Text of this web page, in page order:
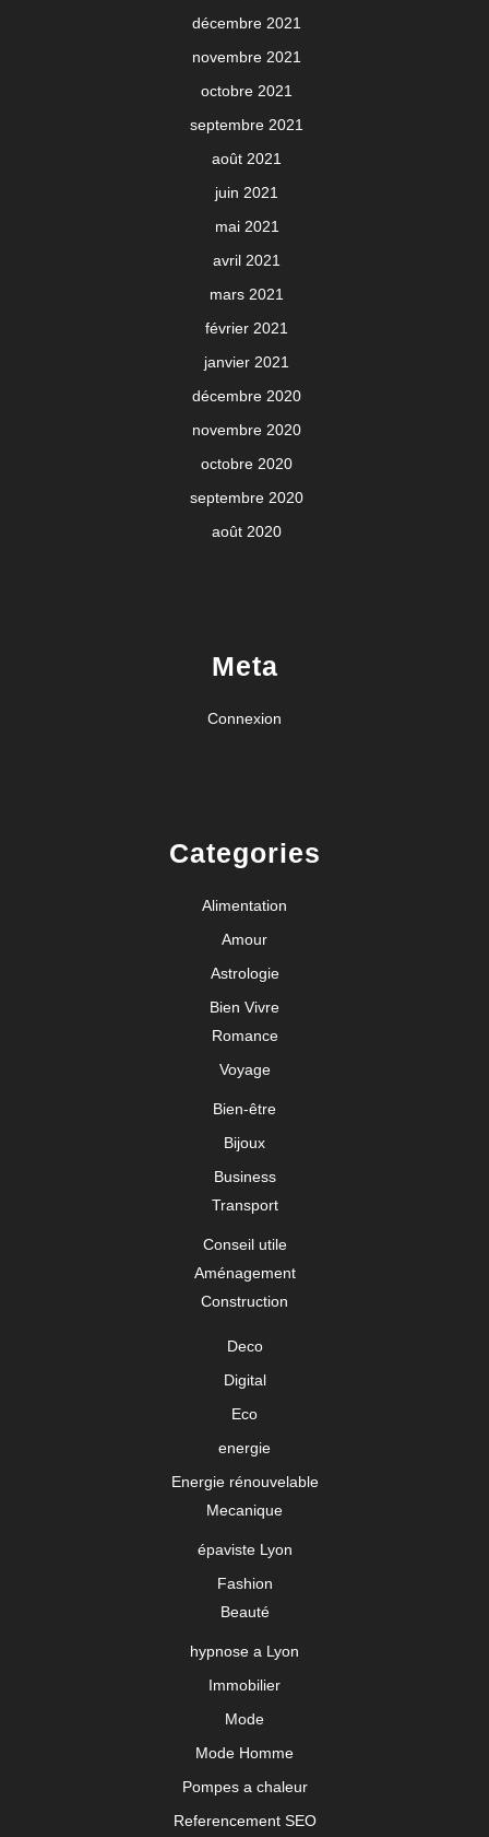
décembre 2021
novembre 2021
octobre 2021
septembre 2021
août 2021
juin 2021
mai 2021
avril 2021
mars 2021
février 2021
janvier 2021
décembre 2020
novembre 2020
octobre 2020
septembre 2020
août 2020
Meta
Connexion
Categories
Alimentation
Amour
Astrologie
Bien Vivre
Romance
Voyage
Bien-être
Bijoux
Business
Transport
Conseil utile
Aménagement
Construction
Deco
Digital
Eco
energie
Energie rénouvelable
Mecanique
épaviste Lyon
Fashion
Beauté
hypnose a Lyon
Immobilier
Mode
Mode Homme
Pompes a chaleur
Referencement SEO